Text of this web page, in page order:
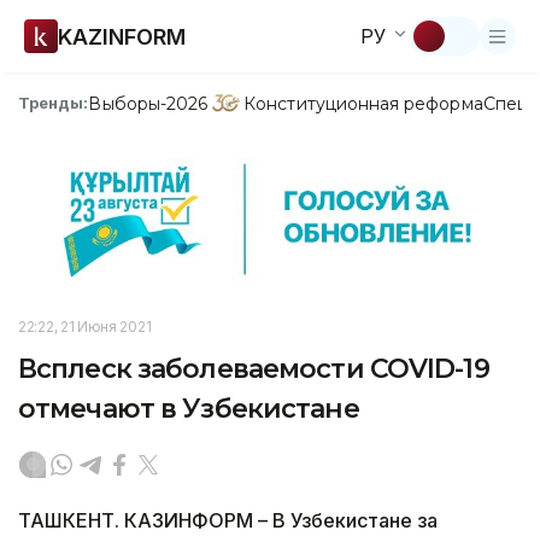
KAZINFORM РУ
Тренды:Выборы-2026 Конституционная реформа
22:22, 21 Июня 2021
Всплеск заболеваемости COVID-19
отмечают в Узбекистане
ТАШКЕНТ. КАЗИНФОРМ – В Узбекистане за